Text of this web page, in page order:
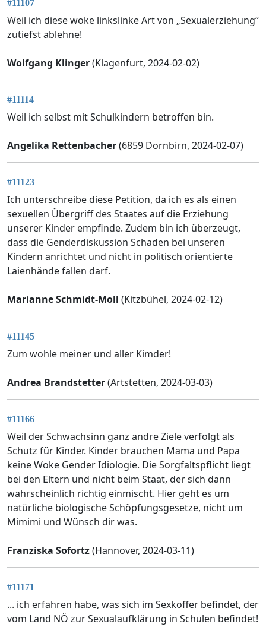
#11107
Weil ich diese woke linkslinke Art von „Sexualerziehung“
zutiefst ablehne!
Wolfgang Klinger(Klagenfurt, 2024-02-02)
#11114
Weil ich selbst mit Schulkindern betroffen bin.
Angelika Rettenbacher(6859 Dornbirn, 2024-02-07)
#11123
Ich unterschreibe diese Petition, da ich es als einen
sexuellen Übergriff des Staates auf die Erziehung
unserer Kinder empfinde. Zudem bin ich überzeugt,
dass die Genderdiskussion Schaden bei unseren
Kindern anrichtet und nicht in politisch orientierte
Laienhände fallen darf.
Marianne Schmidt-Moll (Kitzbühel, 2024-02-12)
#11145
Zum wohle meiner und aller Kimder!
Andrea Brandstetter(Artstetten, 2024-03-03)
#11166
Weil der Schwachsinn ganz andre Ziele verfolgt als
Schutz für Kinder. Kinder brauchen Mama und Papa
keine Woke Gender Idiologie. Die Sorgfaltspflicht liegt
bei den Eltern und nicht beim Staat, der sich dann
wahrscheinlich richtig einmischt. Hier geht es um
natürliche biologische Schöpfungsgesetze, nicht um
Mimimi und Wünsch dir was.
Franziska Sofortz(Hannover, 2024-03-11)
#11171
... ich erfahren habe, was sich im Sexkoffer befindet, der
vom Land NÖ zur Sexualaufklärung in Schulen befindet!